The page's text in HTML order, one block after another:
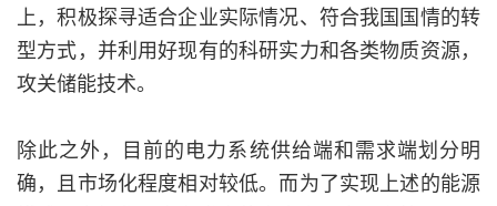
上，积极探寻适合企业实际情况、符合我国国情的转
型方式，并利用好现有的科研实力和各类物质资源，
攻关储能技术。
除此之外，目前的电力系统供给端和需求端划分明
确，且市场化程度相对较低。而为了实现上述的能源